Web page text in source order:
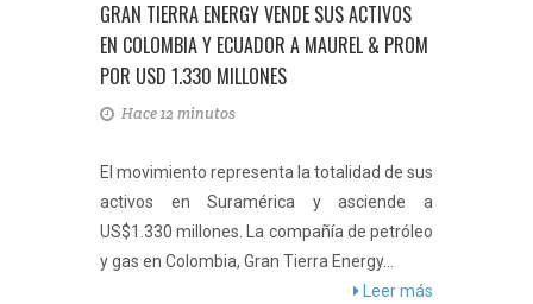
GRAN TIERRA ENERGY VENDE SUS ACTIVOS
EN COLOMBIA Y ECUADOR A MAUREL & PROM
POR USD 1.330 MILLONES
Hace 12 minutos
El movimiento representa la totalidad de sus
activos en Suramérica y asciende a
US$1.330 millones. La compañía de petróleo
y gas en Colombia, Gran Tierra Energy...
Leer más